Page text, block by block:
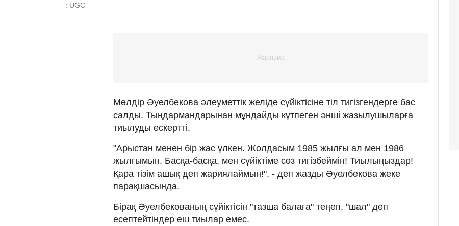
: UGC
Мөлдір Әуелбекова әлеуметтік желіде сүйіктісіне тіл тигізгендерге бас
салды. Тыңдармандарынан мұндайды күтпеген әнші жазылушыларға
тиылуды ескертті.
"Арыстан менен бір жас үлкен. Жолдасым 1985 жылғы ал мен 1986
жылғымын. Басқа-басқа, мен сүйіктіме сөз тигізбеймін! Тиылыңыздар!
Қара тізім ашық деп жариялаймын!", - деп жазды Әуелбекова жеке
парақшасында.
Бірақ Әуелбекованың сүйіктісін "тазша балаға" теңеп, "шал" деп
есептейтіндер еш тиылар емес.